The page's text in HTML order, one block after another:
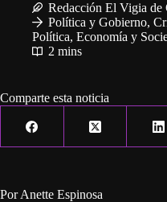
Redacción El Vigia de
Política y Gobierno,
Política, Economía y
2 mins
Comparte esta noticia
Por Anette Espinosa